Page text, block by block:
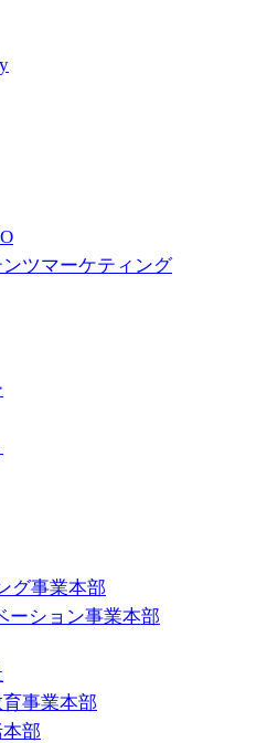
ツマーケティング
グ事業本部
ーション事業本部
事業本部
部